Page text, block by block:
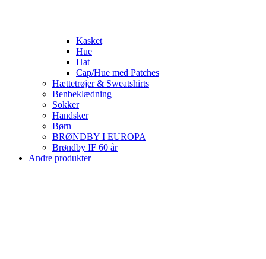
Kasket
Hue
Hat
Cap/Hue med Patches
Hættetrøjer & Sweatshirts
Benbeklædning
Sokker
Handsker
Børn
BRØNDBY I EUROPA
Brøndby IF 60 år
Andre produkter